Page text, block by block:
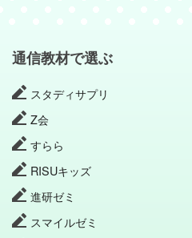
通信教材で選ぶ
スタディサプリ
Z会
すらら
RISUキッズ
進研ゼミ
スマイルゼミ